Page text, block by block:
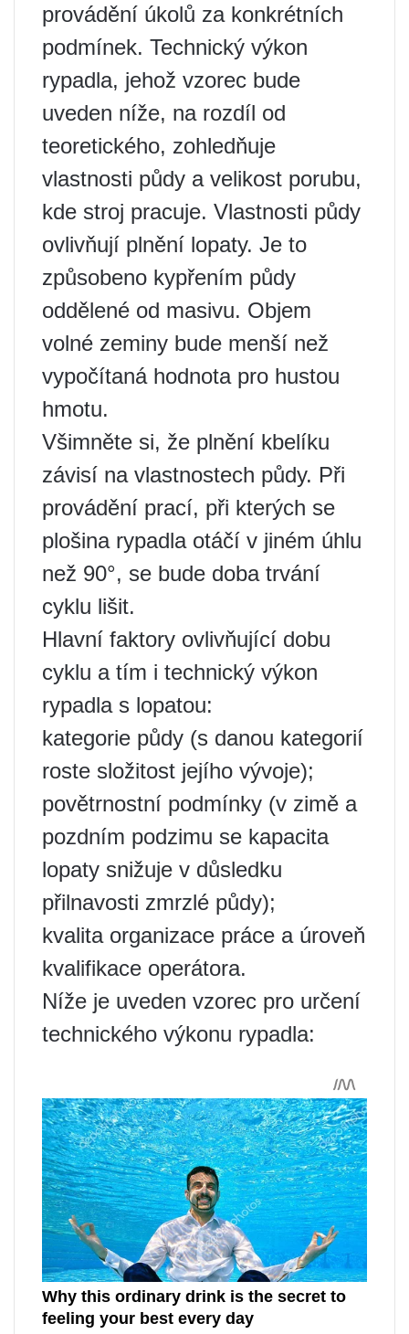
provádění úkolů za konkrétních
podmínek. Technický výkon
rypadla, jehož vzorec bude
uveden níže, na rozdíl od
teoretického, zohledňuje
vlastnosti půdy a velikost porubu,
kde stroj pracuje. Vlastnosti půdy
ovlivňují plnění lopaty. Je to
způsobeno kypřením půdy
oddělené od masivu. Objem
volné zeminy bude menší než
vypočítaná hodnota pro hustou
hmotu.
Všimněte si, že plnění kbelíku
závisí na vlastnostech půdy. Při
provádění prací, při kterých se
plošina rypadla otáčí v jiném úhlu
než 90°, se bude doba trvání
cyklu lišit.
Hlavní faktory ovlivňující dobu
cyklu a tím i technický výkon
rypadla s lopatou:
kategorie půdy (s danou kategorií
roste složitost jejího vývoje);
povětrnostní podmínky (v zimě a
pozdním podzimu se kapacita
lopaty snižuje v důsledku
přilnavosti zmrzlé půdy);
kvalita organizace práce a úroveň
kvalifikace operátora.
Níže je uveden vzorec pro určení
technického výkonu rypadla: